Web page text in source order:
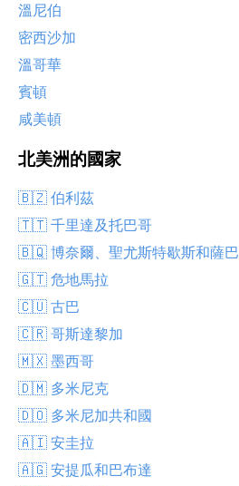
溫尼伯
密西沙加
溫哥華
賓頓
咸美頓
北美洲的國家
🇧🇿 伯利茲
🇹🇹 千里達及托巴哥
🇧🇶 博奈爾、聖尤斯特歇斯和薩巴
🇬🇹 危地馬拉
🇨🇺 古巴
🇨🇷 哥斯達黎加
🇲🇽 墨西哥
🇩🇲 多米尼克
🇩🇴 多米尼加共和國
🇦🇮 安圭拉
🇦🇬 安提瓜和巴布達